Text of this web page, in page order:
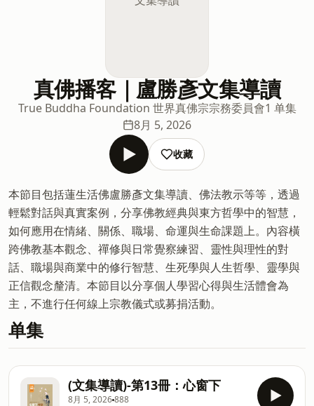
真佛播客｜盧勝彥文集導讀
True Buddha Foundation 世界真佛宗宗務委員會1 单集
8月 5, 2026
收藏
本節目包括蓮生活佛盧勝彥文集導讀、佛法教示等等，透過
輕鬆對話與真實案例，分享佛教經典與東方哲學中的智慧，
如何應用在情緒、關係、職場、命運與生命課題上。內容橫
跨佛教基本觀念、禪修與日常覺察練習、靈性與理性的對
話、職場與商業中的修行智慧、生死學與人生哲學、靈學與
正信觀念釐清。本節目以分享個人學習心得與生活體會為
主，不進行任何線上宗教儀式或募捐活動。
单集
(文集導讀)-第13冊：心窗下
8月 5, 2026888